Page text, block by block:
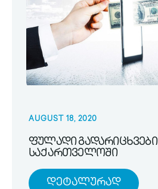
AUGUST 18, 2020
ფულადი გადარიცხვები
საქართველოში
Დეტალურად